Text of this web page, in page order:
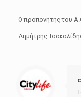
Ο προπονητής του
Δημήτρης